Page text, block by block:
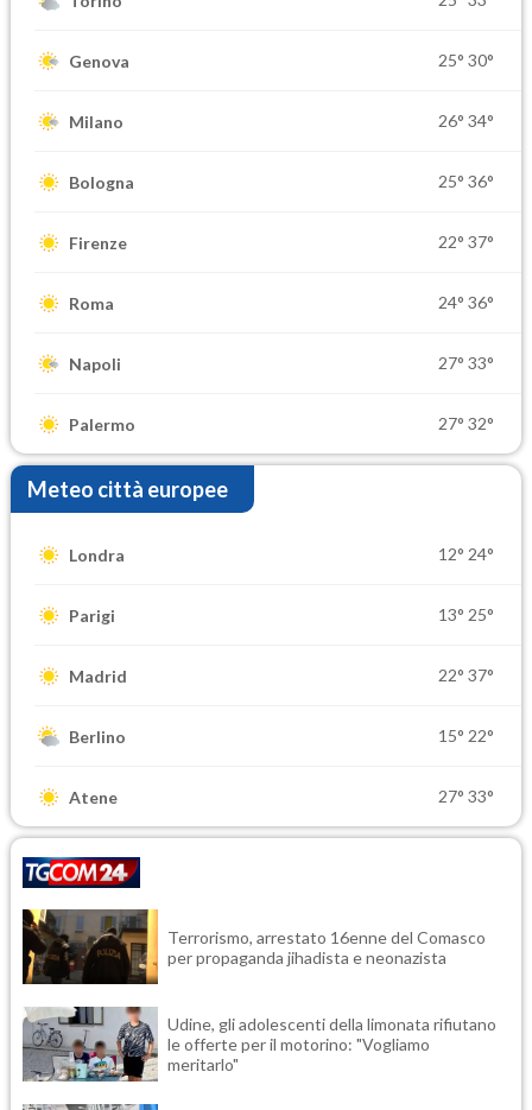
Genova 25° 30°
Milano 26° 34°
Bologna 25° 36°
Firenze 22° 37°
Roma 24° 36°
Napoli 27° 33°
Palermo 27° 32°
Meteo città europee
Londra 12° 24°
Parigi 13° 25°
Madrid 22° 37°
Berlino 15° 22°
Atene 27° 33°
Terrorismo, arrestato 16enne del Comasco
per propaganda jihadista e neonazista
Udine, gli adolescenti della limonata rifiutano
le offerte per il motorino: "Vogliamo
meritarlo"